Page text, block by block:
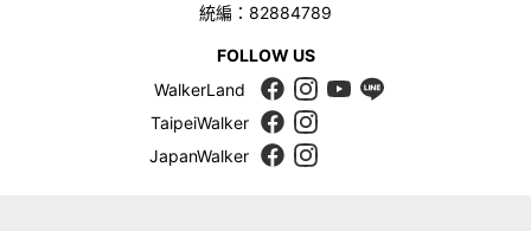
統編：82884789
FOLLOW US
WalkerLand
TaipeiWalker
JapanWalker